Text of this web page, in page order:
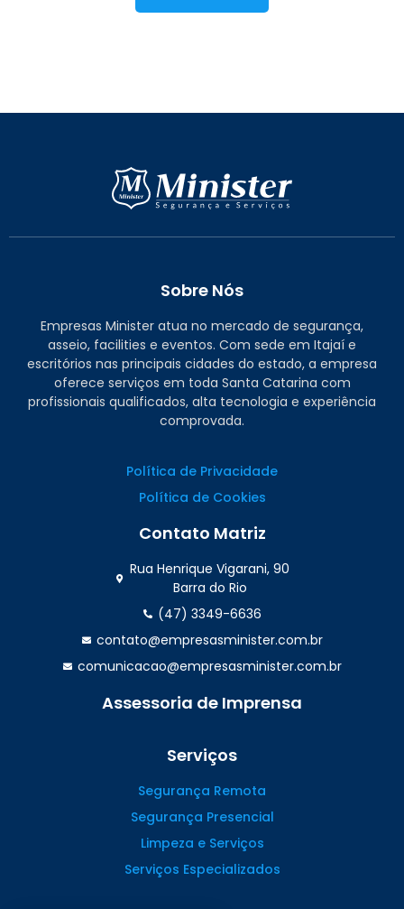
Sobre Nós
Empresas Minister atua no mercado de segurança,
asseio, facilities e eventos. Com sede em Itajaí e
escritórios nas principais cidades do estado, a empresa
oferece serviços em toda Santa Catarina com
profissionais qualificados, alta tecnologia e experiência
comprovada.
Política de Privacidade
Política de Cookies
Contato Matriz
Rua Henrique Vigarani, 90
Barra do Rio
(47) 3349-6636
contato@empresasminister.com.br
comunicacao@empresasminister.com.br
(47) 99988.4642
Assessoria de Imprensa
Serviços
Segurança Remota
Segurança Presencial
Limpeza e Serviços
Serviços Especializados